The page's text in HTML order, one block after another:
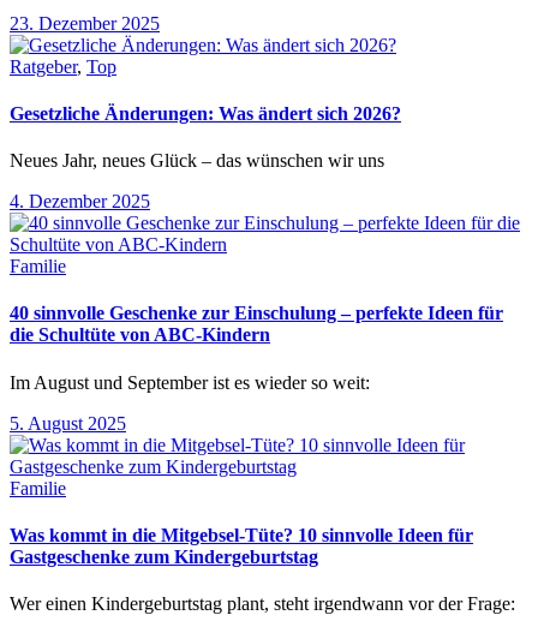
23. Dezember 2025
Ratgeber, Top
Gesetzliche Änderungen: Was ändert sich 2026?
Neues Jahr, neues Glück – das wünschen wir uns
4. Dezember 2025
Familie
40 sinnvolle Geschenke zur Einschulung – perfekte Ideen für
die Schultüte von ABC-Kindern
Im August und September ist es wieder so weit:
5. August 2025
Familie
Was kommt in die Mitgebsel-Tüte? 10 sinnvolle Ideen für
Gastgeschenke zum Kindergeburtstag
Wer einen Kindergeburtstag plant, steht irgendwann vor der Frage: